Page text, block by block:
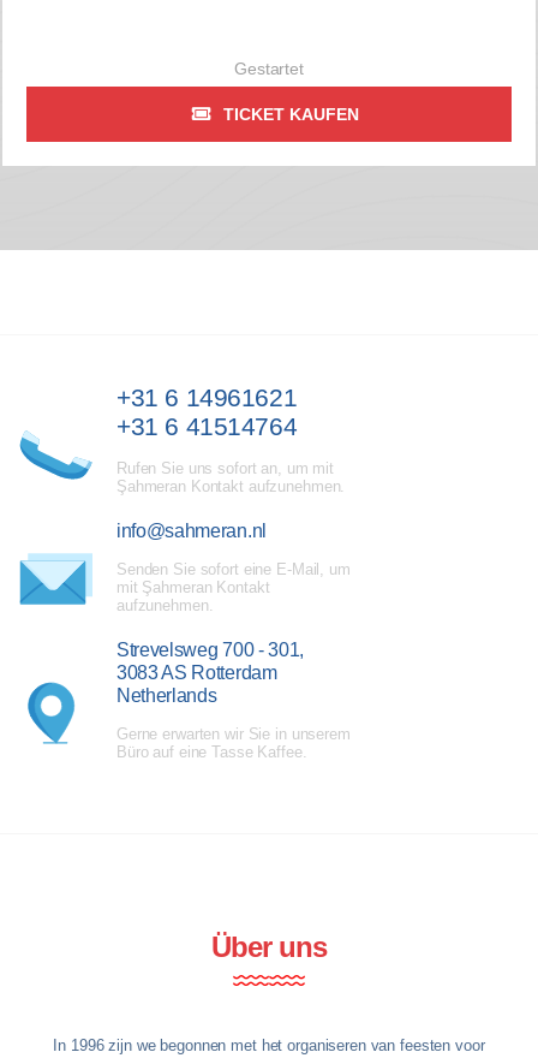
Gestartet
TICKET KAUFEN
+31 6 14961621
+31 6 41514764
Rufen Sie uns sofort an, um mit
Şahmeran Kontakt aufzunehmen.
info@sahmeran.nl
Senden Sie sofort eine E-Mail, um
mit Şahmeran Kontakt
aufzunehmen.
Strevelsweg 700 - 301,
3083 AS Rotterdam
Netherlands
Gerne erwarten wir Sie in unserem
Büro auf eine Tasse Kaffee.
Über uns
In 1996 zijn we begonnen met het organiseren van feesten voor